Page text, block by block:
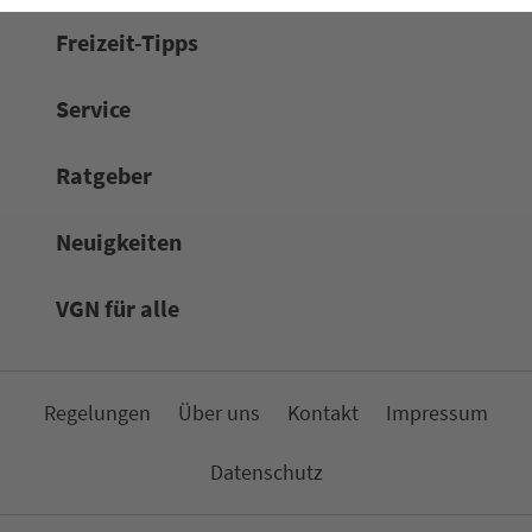
Frei­zeit-Tipps
Service
Rat­ge­ber
Neuigkeiten
VGN für alle
Re­ge­lungen Über uns Kon­takt Impressum
Da­ten­schutz